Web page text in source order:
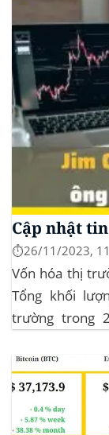
Cập nhật
⏱️26/11/2023,
Vốn hóa thị
Tổng khối
trường trong
chiếm 11.77%
trong 24 giờ.